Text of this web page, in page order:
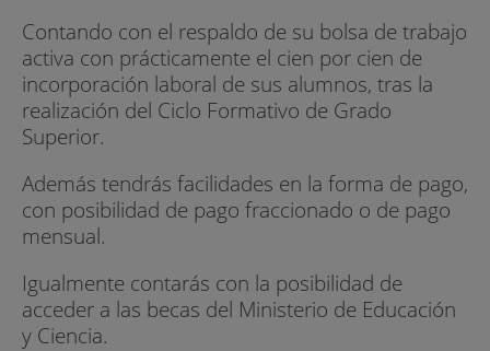
Contando con el respaldo de su bolsa de trabajo
activa con prácticamente el cien por cien de
incorporación laboral de sus alumnos, tras la
realización del Ciclo Formativo de Grado
Superior.
Además tendrás facilidades en la forma de pago,
con posibilidad de pago fraccionado o de pago
mensual.
Igualmente contarás con la posibilidad de
acceder a las becas del Ministerio de Educación
y Ciencia.